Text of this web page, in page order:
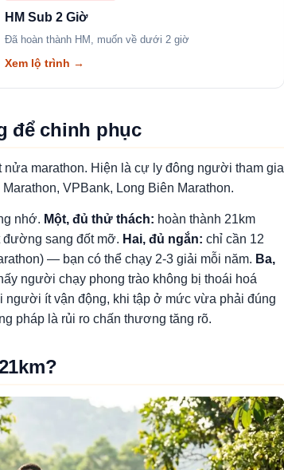
HM Sub 2 Giờ
Đã hoàn thành HM, muốn về dưới 2 giờ
Xem lộ trình →
để chinh phục
marathon. Hiện là cự ly đông người tham gia
VPBank, Long Biên Marathon.
nhớ. Một, đủ thử thách: hoàn thành 21km
sang đốt mỡ. Hai, đủ ngắn: chỉ cần 12
— bạn có thể chạy 2-3 giải mỗi năm. Ba,
người chạy phong trào không bị thoái hoá
ít vận động, khi tập ở mức vừa phải đúng
pháp là rủi ro chấn thương tăng rõ.